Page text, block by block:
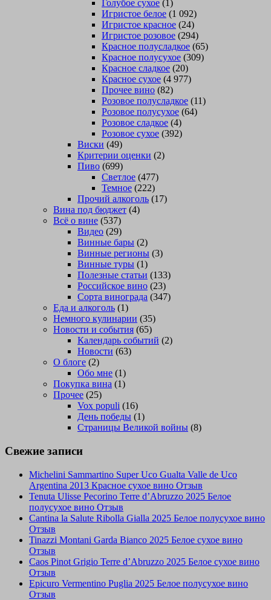
Голубое сухое (1)
Игристое белое (1 092)
Игристое красное (24)
Игристое розовое (294)
Красное полусладкое (65)
Красное полусухое (309)
Красное сладкое (20)
Красное сухое (4 977)
Прочее вино (82)
Розовое полусладкое (11)
Розовое полусухое (64)
Розовое сладкое (4)
Розовое сухое (392)
Виски (49)
Критерии оценки (2)
Пиво (699)
Светлое (477)
Темное (222)
Прочий алкоголь (17)
Вина под бюджет (4)
Всё о вине (537)
Видео (29)
Винные бары (2)
Винные регионы (3)
Винные туры (1)
Полезные статьи (133)
Российское вино (23)
Сорта винограда (347)
Еда и алкоголь (1)
Немного кулинарии (35)
Новости и события (65)
Календарь событий (2)
Новости (63)
О блоге (2)
Обо мне (1)
Покупка вина (1)
Прочее (25)
Vox populi (16)
День победы (1)
Страницы Великой войны (8)
Свежие записи
Michelini Sammartino Super Uco Gualta Valle de Uco
Argentina 2013 Красное сухое вино Отзыв
Tenuta Ulisse Pecorino Terre d’Abruzzo 2025 Белое
полусухое вино Отзыв
Cantina la Salute Ribolla Gialla 2025 Белое полусухое вино
Отзыв
Tinazzi Montani Garda Bianco 2025 Белое сухое вино
Отзыв
Caos Pinot Grigio Terre d’Abruzzo 2025 Белое сухое вино
Отзыв
Epicuro Vermentino Puglia 2025 Белое полусухое вино
Отзыв